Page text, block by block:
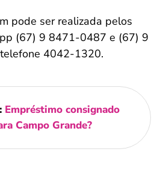
pode ser realizada pelos
(67) 9 8471-0487 e (67) 9
4042-1320.
Empréstimo consignado
Campo Grande?